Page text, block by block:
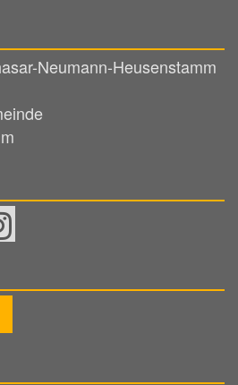
Neumann-Heusenstamm